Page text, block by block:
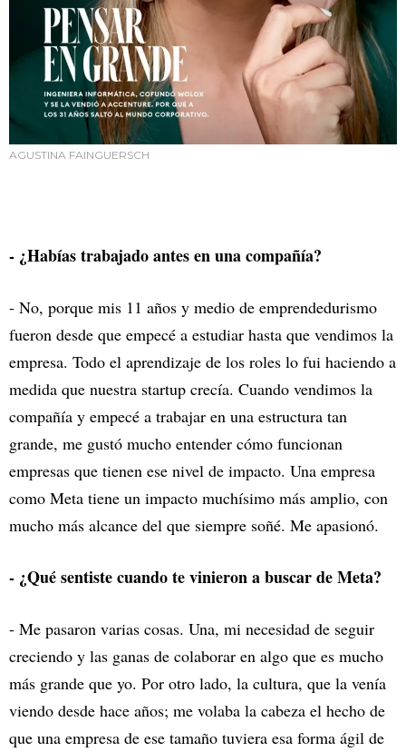
AGUSTINA FAINGUERSCH
- ¿Habías trabajado antes en una compañía?
- No, porque mis 11 años y medio de emprendedurismo
fueron desde que empecé a estudiar hasta que vendimos la
empresa. Todo el aprendizaje de los roles lo fui haciendo a
medida que nuestra startup crecía. Cuando vendimos la
compañía y empecé a trabajar en una estructura tan
grande, me gustó mucho entender cómo funcionan
empresas que tienen ese nivel de impacto. Una empresa
como Meta tiene un impacto muchísimo más amplio, con
mucho más alcance del que siempre soñé. Me apasionó.
- ¿Qué sentiste cuando te vinieron a buscar de Meta?
- Me pasaron varias cosas. Una, mi necesidad de seguir
creciendo y las ganas de colaborar en algo que es mucho
más grande que yo. Por otro lado, la cultura, que la venía
viendo desde hace años; me volaba la cabeza el hecho de
que una empresa de ese tamaño tuviera esa forma ágil de